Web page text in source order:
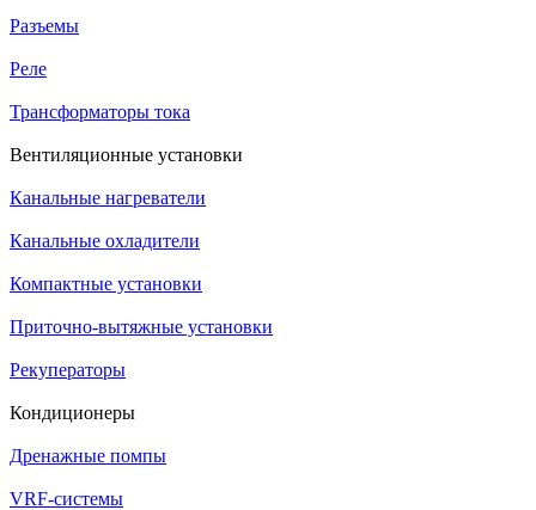
Разъемы
Реле
Трансформаторы тока
Вентиляционные установки
Канальные нагреватели
Канальные охладители
Компактные установки
Приточно-вытяжные установки
Рекуператоры
Кондиционеры
Дренажные помпы
VRF-системы